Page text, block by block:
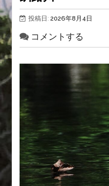
投稿日: 2026年8月4日
コメントする